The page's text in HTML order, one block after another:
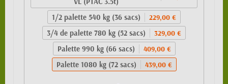
1/2 palette 540 kg (36 sacs) 229,00 €
3/4 de palette 780 kg (52 sacs) 329,00 €
Palette 990 kg (66 sacs) 409,00 €
Palette 1080 kg (72 sacs) 439,00 €